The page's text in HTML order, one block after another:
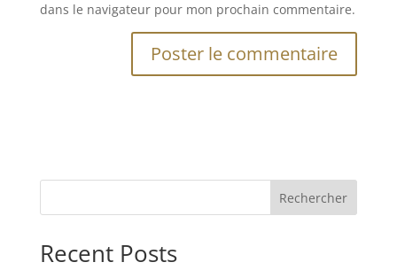
dans le navigateur pour mon prochain commentaire.
ii
Rechercher
Recent Posts